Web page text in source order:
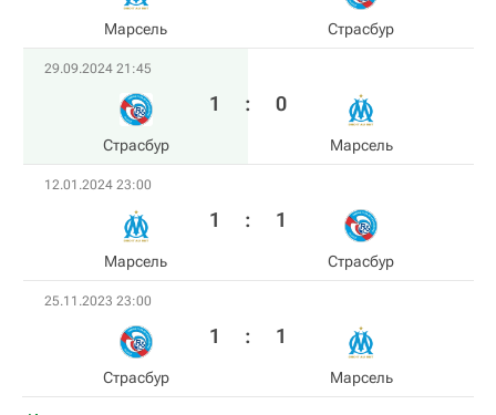
Марсель Страсбур
29.09.2024 21:45
Страсбур
1 : 0
Марсель
12.01.2024 23:00
Марсель
1 : 1
Страсбур
25.11.2023 23:00
Страсбур
1 : 1
Марсель